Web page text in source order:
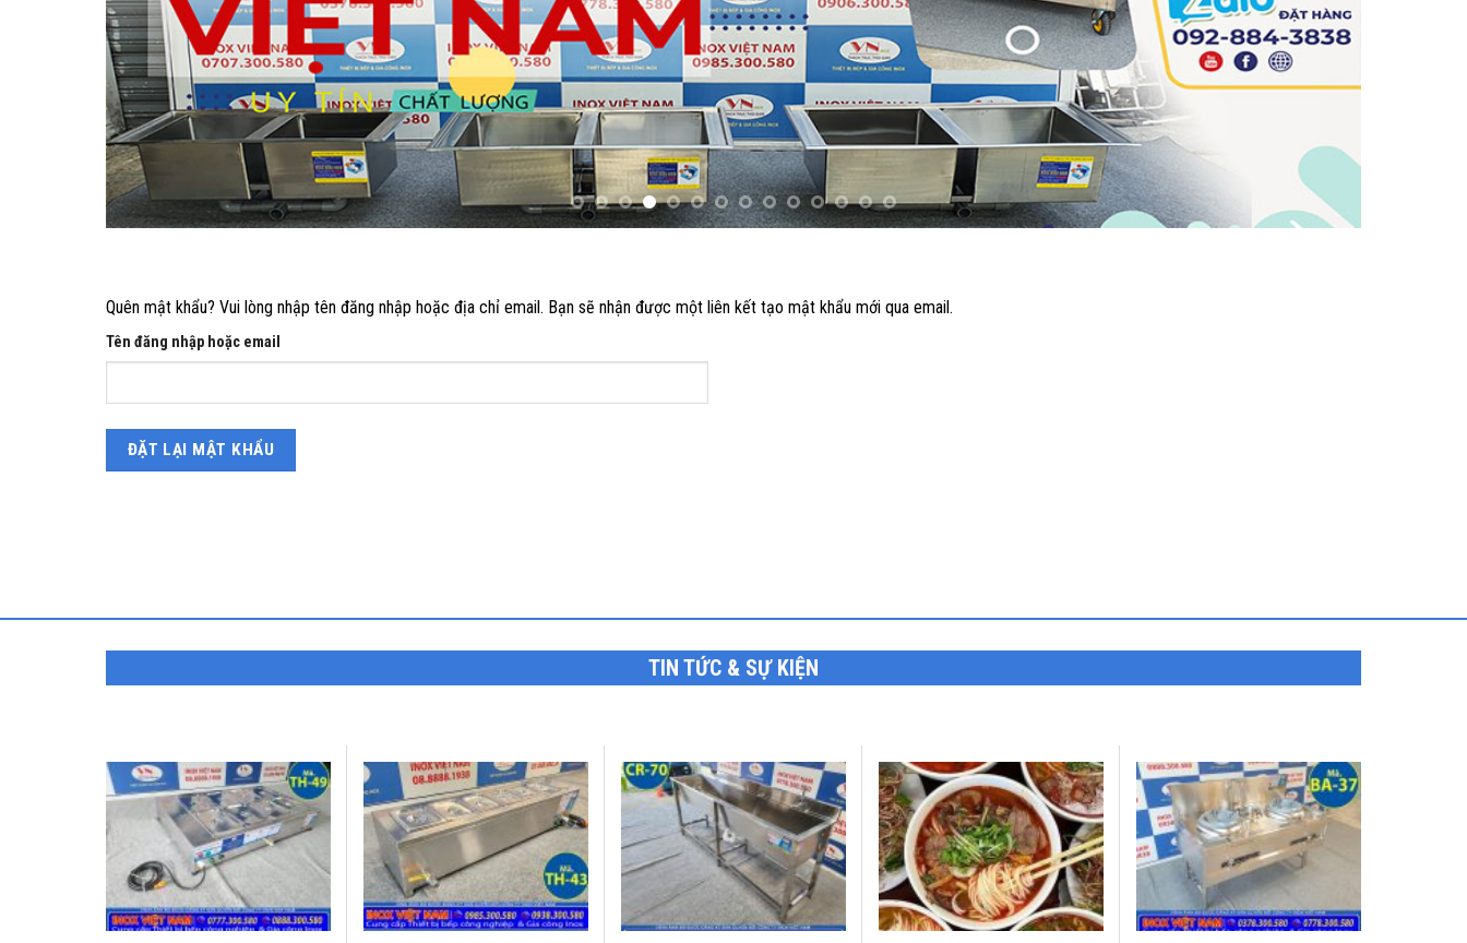
Quên mật khẩu? Vui lòng nhập tên đăng nhập hoặc địa chỉ email. Bạn sẽ nhận được một liên kết tạo mật khẩu mới qua email.
Tên đăng nhập hoặc email
ĐẶT LẠI MẬT KHẨU
TIN TỨC & SỰ KIỆN